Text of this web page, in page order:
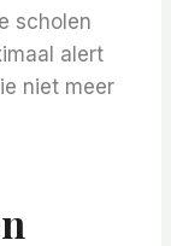
scholen
alert
niet meer